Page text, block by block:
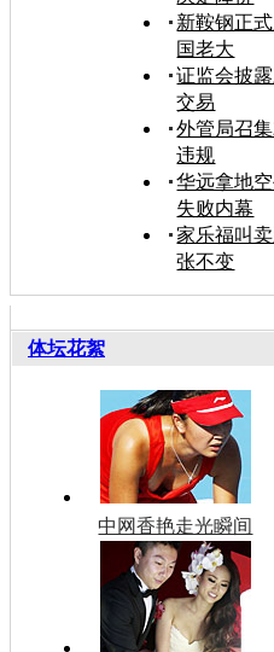
新鞍钢正
国老大
证监会披
交易
外管局召
违规
华远拿地
失败内幕
家乐福叫
张不变
体坛花絮
中网香艳走光瞬间